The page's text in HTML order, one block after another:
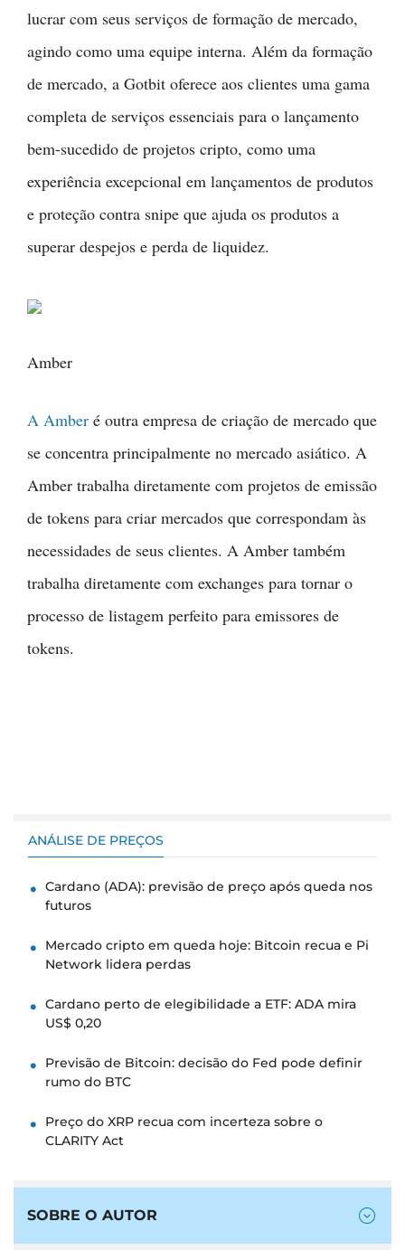
lucrar com seus serviços de formação de mercado,
agindo como uma equipe interna. Além da formação
de mercado, a Gotbit oferece aos clientes uma gama
completa de serviços essenciais para o lançamento
bem-sucedido de projetos cripto, como uma
experiência excepcional em lançamentos de produtos
e proteção contra snipe que ajuda os produtos a
superar despejos e perda de liquidez.
Amber
A Amber é outra empresa de criação de mercado que
se concentra principalmente no mercado asiático. A
Amber trabalha diretamente com projetos de emissão
de tokens para criar mercados que correspondam às
necessidades de seus clientes. A Amber também
trabalha diretamente com exchanges para tornar o
processo de listagem perfeito para emissores de
tokens.
ANÁLISE DE PREÇOS
Cardano (ADA): previsão de preço após queda nos
futuros
Mercado cripto em queda hoje: Bitcoin recua e Pi
Network lidera perdas
Cardano perto de elegibilidade a ETF: ADA mira
US$ 0,20
Previsão de Bitcoin: decisão do Fed pode definir
rumo do BTC
Preço do XRP recua com incerteza sobre o
CLARITY Act
SOBRE O AUTOR